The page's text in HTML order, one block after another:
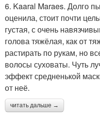
6. Kaaral Maraes. Долго
оценила, стоит почти
густая, с очень
голова тяжёлая, как от
растирать по рукам, но
волосы суховаты. Чуть
эффект средненькой
от неё.
читать дальше →